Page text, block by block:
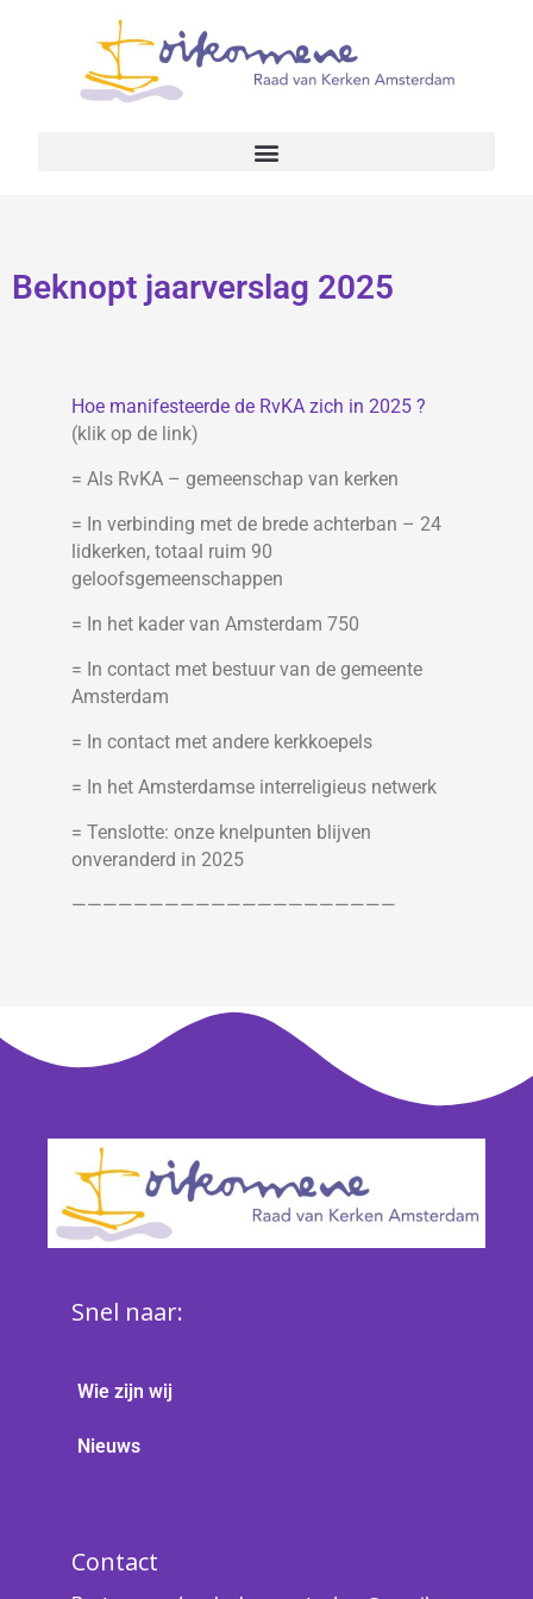
Beknopt jaarverslag 2025
Hoe manifesteerde de RvKA zich in 2025 ?
(klik op de link)
= Als RvKA – gemeenschap van kerken
= In verbinding met de brede achterban – 24
lidkerken, totaal ruim 90
geloofsgemeenschappen
= In het kader van Amsterdam 750
= In contact met bestuur van de gemeente
Amsterdam
= In contact met andere kerkkoepels
= In het Amsterdamse interreligieus netwerk
= Tenslotte: onze knelpunten blijven
onveranderd in 2025
—————————————————————
Snel naar:
Wie zijn wij
Nieuws
Contact